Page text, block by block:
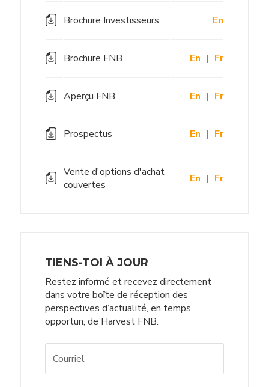
Brochure Investisseurs En
Brochure FNB En | Fr
Aperçu FNB En | Fr
Prospectus En | Fr
Vente d'options d'achat
couvertes
En | Fr
TIENS-TOI À JOUR
Restez informé et recevez directement
dans votre boîte de réception des
perspectives d’actualité, en temps
opportun, de Harvest FNB.